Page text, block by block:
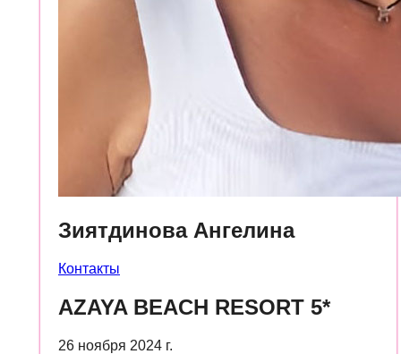
Зиятдинова Ангелина
Контакты
AZAYA BEACH RESORT 5*
26 ноября 2024 г.